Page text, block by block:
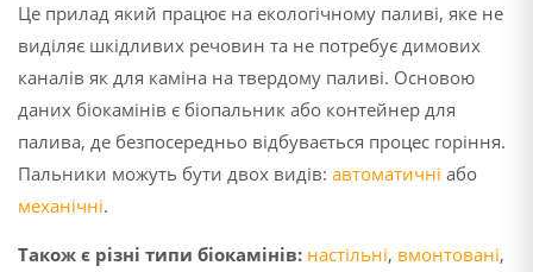
Це прилад який працює на екологічному паливі, яке не
виділяє шкідливих речовин та не потребує димових
каналів як для каміна на твердому паливі. Основою
даних біокамінів є біопальник або контейнер для
палива, де безпосередньо відбувається процес горіння.
Пальники можуть бути двох видів: автоматичні або
механічні.
Також є різні типи біокамінів: настільні, вмонтовані,